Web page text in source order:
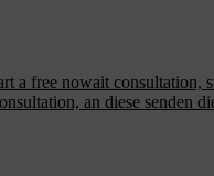
a free nowait consultation,
an diese senden